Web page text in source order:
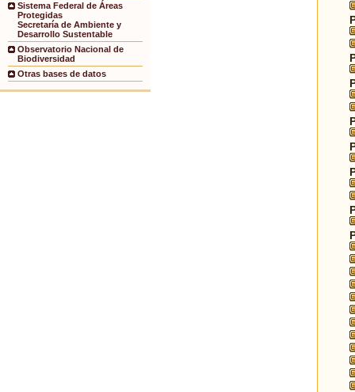
Sistema Federal de Áreas
Protegidas
Secretaría de Ambiente y
Desarrollo Sustentable
Observatorio Nacional de
Biodiversidad
Otras bases de datos